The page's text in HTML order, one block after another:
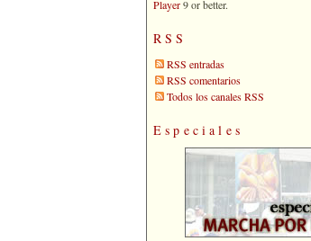
Player9 or better.
RSS
RSS entradas
RSS comentarios
Todos los canales RSS
Especiales